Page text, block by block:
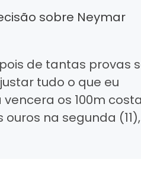
sobre Neymar
de tantas provas
tudo o que eu
os 100m
na segunda (11),